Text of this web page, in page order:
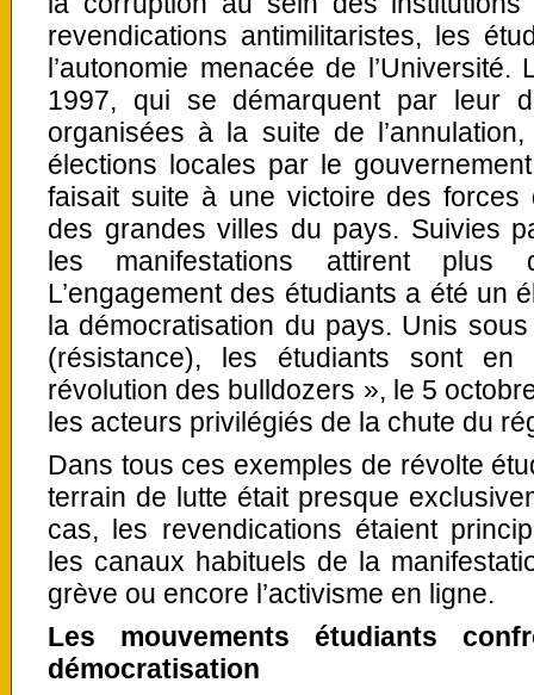
revendications antimilitaristes, les
l’autonomie menacée de
1997, qui se démarquent par leur
organisées à la suite de
élections locales par le
faisait suite à une victoire des forces
des grandes villes du pays. Suivies
les manifestations attirent
L’engagement des étudiants a été un
la démocratisation du pays. Unis
(résistance), les étudiants sont
révolution des bulldozers », le 5
les acteurs privilégiés de la chute du
Dans tous ces exemples de révolte
terrain de lutte était presque
cas, les revendications étaient
les canaux habituels de la
grève ou encore l’activisme en ligne.
Les mouvements étudiants
démocratisation